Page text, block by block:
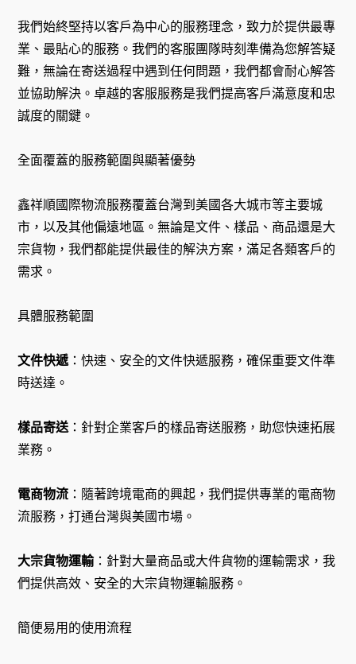
我們始終堅持以客戶為中心的服務理念，致力於提供最專
業、最貼心的服務。我們的客服團隊時刻準備為您解答疑
難，無論在寄送過程中遇到任何問題，我們都會耐心解答
並協助解決。卓越的客服服務是我們提高客戶滿意度和忠
誠度的關鍵。
全面覆蓋的服務範圍與顯著優勢
鑫祥順國際物流服務覆蓋台灣到美國各大城市等主要城
市，以及其他偏遠地區。無論是文件、樣品、商品還是大
宗貨物，我們都能提供最佳的解決方案，滿足各類客戶的
需求。
具體服務範圍
文件快遞：快速、安全的文件快遞服務，確保重要文件準
時送達。
樣品寄送：針對企業客戶的樣品寄送服務，助您快速拓展
業務。
電商物流 ：隨著跨境電商的興起，我們提供專業的電商物
流服務，打通台灣與美國市場。
大宗貨物運輸：針對大量商品或大件貨物的運輸需求，我
們提供高效、安全的大宗貨物運輸服務。
簡便易用的使用流程